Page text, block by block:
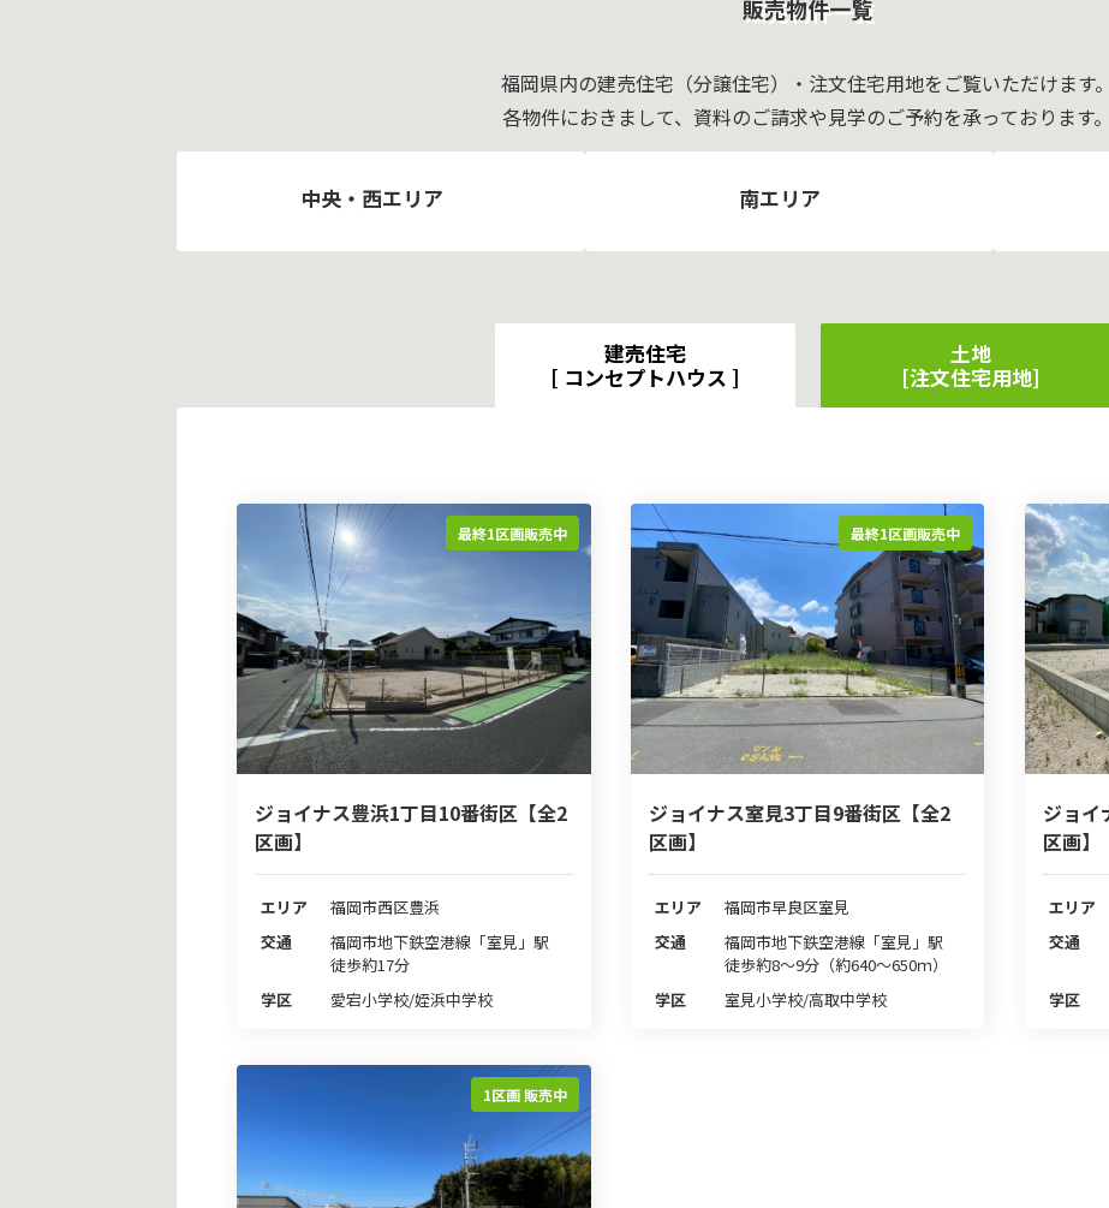
販売物件一覧
福岡県内の建売住宅（分譲住宅）・注文住宅用地をご覧いただけます。
各物件におきまして、資料のご請求や見学のご予約を承っております。
中央・西エリア 南エリア
建売住宅
[ コンセプトハウス ]
土地
[注文住宅用地]
最終1区画販売中
ジョイナス豊浜1丁目10番街区【全2
区画】
エリア
福岡市西区豊浜
交通
福岡市地下鉄空港線「室見」駅
徒歩約17分
学区
愛宕小学校/姪浜中学校
最終1区画販売中
ジョイナス室見3丁目9番街区【全2
区画】
エリア
福岡市早良区室見
交通
福岡市地下鉄空港線「室見」駅
徒歩約8～9分（約640～650ｍ）
学区
室見小学校/高取中学校
ジョイ
区画】
エリア
交通
学区
1区画 販売中